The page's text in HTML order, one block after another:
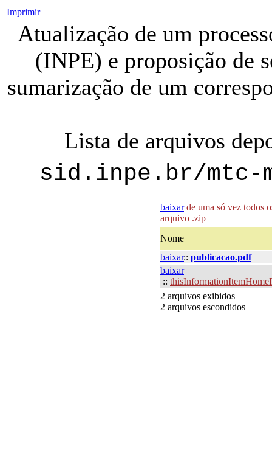
Imprimir
Atualização de um
(INPE) e proposição de
sumarização de um
Lista de arquivos
sid.inpe.br/mtc-
baixarde uma só vez todos
arquivo .zip
Nome
baixar:: publicacao.pdf
baixar
::
2 arquivos exibidos
2 arquivos escondidos